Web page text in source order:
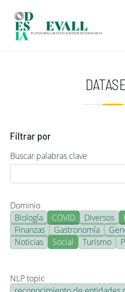
Filtrar por
Buscar palabras clave
Dominio
Biología
COVID Diversos
Finanzas
Gastronomía
Noticias
Social Turismo
NLP topic